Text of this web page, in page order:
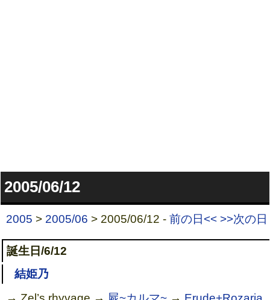
2005/06/12
2005 > 2005/06 > 2005/06/12 -前の日<< >>次の日
誕生日/6/12
結姫乃